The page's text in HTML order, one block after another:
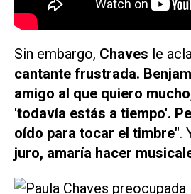
Sin embargo, Chaves le
cantante frustrada.
amigo al que quiero
'todavía estás a tiempo'.
oído para tocar el timbre".
juro, amaría hacer